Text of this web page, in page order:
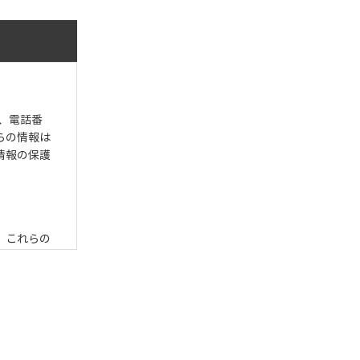
電話番
の情報は
報の保護
これらの